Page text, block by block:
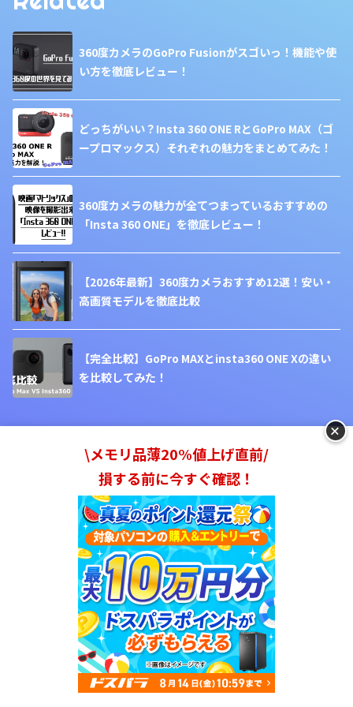
360度カメラのGoPro Fusionがスゴいっ！機能や使
い方を徹底レビュー！
どっちがいい？Insta 360 ONE RとGoPro MAX（ゴ
ープロマックス）それぞれの魅力をまとめてみた！
360度カメラの魅力が全てつまっているおすすめの
「Insta 360 ONE」を徹底レビュー！
【2026年最新】360度カメラおすすめ12選！安い・
高画質モデルを徹底比較
【完全比較】GoPro MAXとinsta360 ONE Xの違い
を比較してみた！
Category
#マッサージ機・ヘルスケア #格安SIM #Amazon
#デジタル・AV機器 #買取サービス #データー復旧
#アウトドア #防災・防犯・セキュリティー
#靴 #サービス #DIY・工具 #フォレンジック
#ポータブル電源 #キッチン用品 #ハッキング
#オフィス用品・家具 #CBD #apple #GoPro
+
\メモリ品薄20%値上げ直前/
損する前に今すぐ確認！